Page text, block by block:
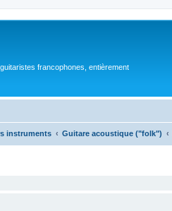
francophones, entièrement
instruments Guitare acoustique ("folk")